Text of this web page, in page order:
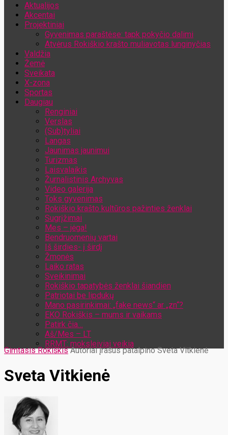
Aktualijos
Akcentai
Projektiniai
Gyvenimas paraštėse: tapk pokyčio dalimi
Atvėrus Rokiškio krašto muliavotas lunginyčias
Valdžia
Žemė
Sveikata
X-zona
Sportas
Daugiau
Renginiai
Verslas
(Sub)tyliai
Langas
Jaunimas jaunimui
Turizmas
Laisvalaikis
Žurnalistinis Archyvas
Video galerija
Toks gyvenimas
Rokiškio krašto kultūros pažinties ženklai
Sugrįžimai
Mes – jėga!
Bendruomenių vartai
Iš širdies- į širdį
Žmonės
Laiko ratas
Sveikinimai
Rokiškio tapatybės ženklai šiandien
Patriotai be lipdukų
Mano pasirinkimai: „fake news“ ar „zn“?
EKO Rokiškis – mums ir vaikams
Patirk čia…
Aš/Mes – LT
RRMT: moksleiviai veikia
Gimtasis Rokiškis Autoriai Įrašus patalpino Sveta Vitkienė
Sveta Vitkienė